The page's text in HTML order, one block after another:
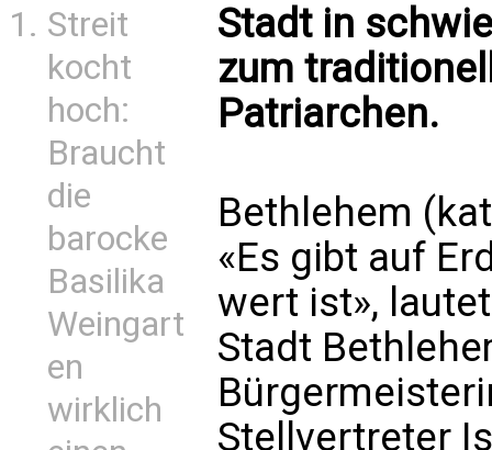
Streit
kocht
hoch:
Braucht
die
barocke
Basilika
Weingart
en
wirklich
Stadt in
zum
Patriarchen.
Bethlehem
«Es gibt auf
wert ist»,
Stadt
Stellvertreter